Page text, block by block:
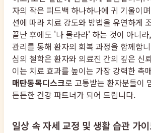
자의 작은 피드백 하나하나에 귀 기울이
션에 따라 치료 강도와 방법을 유연하게
끝난 후에도 '나 몰라라' 하는 것이 아니
관리를 통해 환자의 회복 과정을 함께합
심의 철학은 환자와 의료진 간의 깊은 신
이는 치료 효과를 높이는 가장 강력한 촉
매탄동목디스크로 고통받는 환자분들이
든든한 건강 파트너가 되어 드립니다.
일상 속 자세 교정 및 생활 습관 가